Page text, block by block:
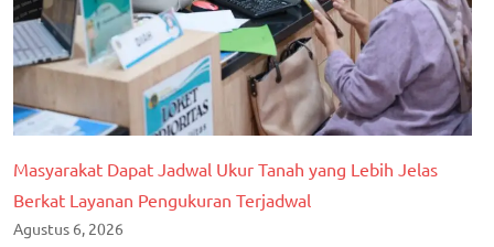
Masyarakat Dapat Jadwal Ukur Tanah yang Lebih Jelas
Berkat Layanan Pengukuran Terjadwal
Agustus 6, 2026